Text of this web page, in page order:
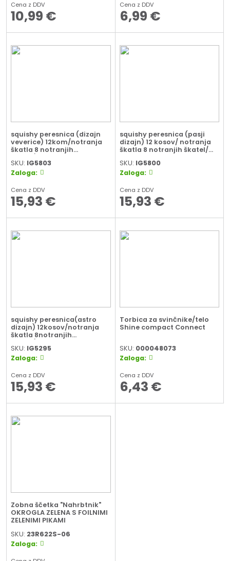
Cena z DDV
10,99 €
Cena z DDV
6,99 €
squishy peresnica (dizajn
veverice) 12kom/notranja
škatla 8 notranjih
SKU: IG5803
Zaloga:
Cena z DDV
15,93 €
squishy peresnica (pasji
dizajn) 12 kosov/ notranja
škatla 8 notranjih škatel/
SKU: IG5800
Zaloga:
Cena z DDV
15,93 €
squishy peresnica(astro
dizajn) 12kosov/notranja
škatla 8notranjih
SKU: IG5295
Zaloga:
Cena z DDV
15,93 €
Torbica za svinčnike/telo
Shine compact Connect
SKU: 000048073
Zaloga:
Cena z DDV
6,43 €
Zobna ščetka "Nahrbtnik"
OKROGLA ZELENA S FOILNIMI
ZELENIMI PIKAMI
SKU: 23R622S-06
Zaloga: